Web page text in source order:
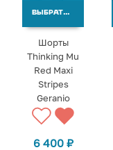
ВЫБРАТЬ ВАРИАНТЫ
Шорты
Thinking Mu
Red Maxi
Stripes
Geranio
6 400 ₽